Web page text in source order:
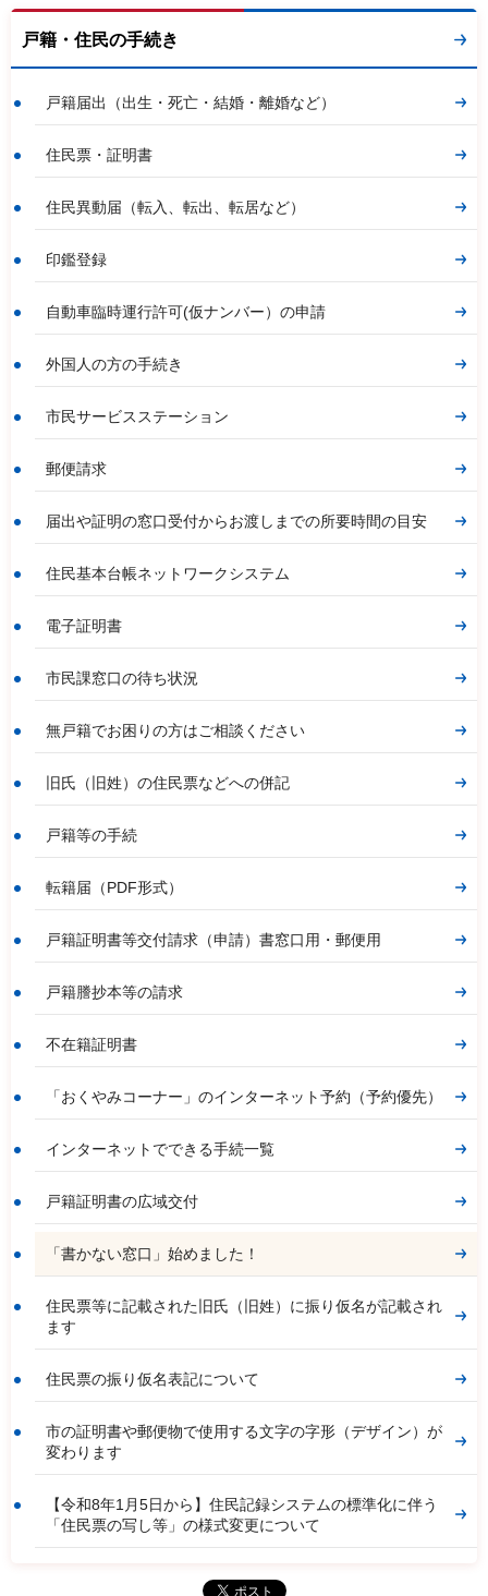
戸籍・住民の手続き
戸籍届出（出生・死亡・結婚・離婚など）
住民票・証明書
住民異動届（転入、転出、転居など）
印鑑登録
自動車臨時運行許可(仮ナンバー）の申請
外国人の方の手続き
市民サービスステーション
郵便請求
届出や証明の窓口受付からお渡しまでの所要時間の目安
住民基本台帳ネットワークシステム
電子証明書
市民課窓口の待ち状況
無戸籍でお困りの方はご相談ください
旧氏（旧姓）の住民票などへの併記
戸籍等の手続
転籍届（PDF形式）
戸籍証明書等交付請求（申請）書窓口用・郵便用
戸籍謄抄本等の請求
不在籍証明書
「おくやみコーナー」のインターネット予約（予約優先）
インターネットでできる手続一覧
戸籍証明書の広域交付
「書かない窓口」始めました！
住民票等に記載された旧氏（旧姓）に振り仮名が記載され
ます
住民票の振り仮名表記について
市の証明書や郵便物で使用する文字の字形（デザイン）が
変わります
【令和8年1月5日から】住民記録システムの標準化に伴う
「住民票の写し等」の様式変更について